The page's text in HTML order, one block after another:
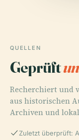
QUELLEN
Geprüft
Recherchiert und
aus historischen
Archiven und
Zuletzt überprüft: